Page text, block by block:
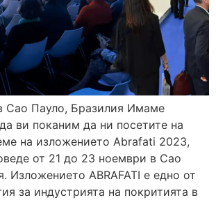
Сао Пауло, Бразилия Имаме
ви поканим да ни посетите на
на изложението Abrafati 2023,
от 21 до 23 ноември в Сао
Изложението ABRAFATI е едно от
за индустрията на покритията в